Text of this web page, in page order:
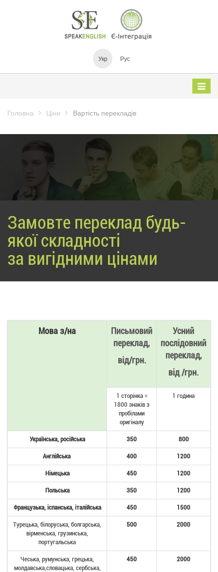
Укр Рус
Головна Ціни Вартість перекладів
Замовте переклад будь-
якої складності
за вигідними цінами
Мова з/на
Письмовий
переклад,
від/грн.
Усний
послідовний
переклад,
від /грн.
1 сторінка =
1800 знаків з
пробілами
оригіналу
1 година
Українська, російська 350 800
Англійська 400 1200
Німецька 450 1200
Польська 350 1200
Французька, іспанська, італійська 450 1500
Турецька, білоруська, болгарська,
вірменська, грузинська,
португальська
500 2000
Чеська, румунська, грецька,
молдавська,словацька, сербська,
450 2000